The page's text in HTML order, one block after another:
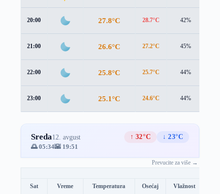
20:00 27.8°C 28.7°C 42%
21:00 26.6°C 27.2°C 45%
22:00 25.8°C 25.7°C 44%
23:00 25.1°C 24.6°C 44%
Sreda12. avgust ↑ 32°C
↓ 23°C
🌅 05:34🌇 19:51
Prevucite za više →
Sat Vreme Temperatura Osećaj Vlažnost